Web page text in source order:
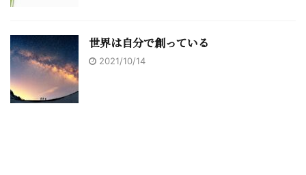
世界は自分で創っている
2021/10/14